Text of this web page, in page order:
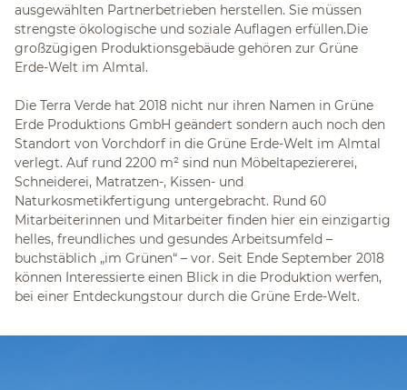
ausgewählten Partnerbetrieben herstellen. Sie müssen
strengste ökologische und soziale Auflagen erfüllen.Die
großzügigen Produktionsgebäude gehören zur Grüne
Erde-Welt im Almtal.
Die Terra Verde hat 2018 nicht nur ihren Namen in Grüne
Erde Produktions GmbH geändert sondern auch noch den
Standort von Vorchdorf in die Grüne Erde-Welt im Almtal
verlegt. Auf rund 2200 m² sind nun Möbeltapeziererei,
Schneiderei, Matratzen-, Kissen- und
Naturkosmetikfertigung untergebracht. Rund 60
Mitarbeiterinnen und Mitarbeiter finden hier ein einzigartig
helles, freundliches und gesundes Arbeitsumfeld –
buchstäblich „im Grünen“ – vor. Seit Ende September 2018
können Interessierte einen Blick in die Produktion werfen,
bei einer Entdeckungstour durch die Grüne Erde-Welt.